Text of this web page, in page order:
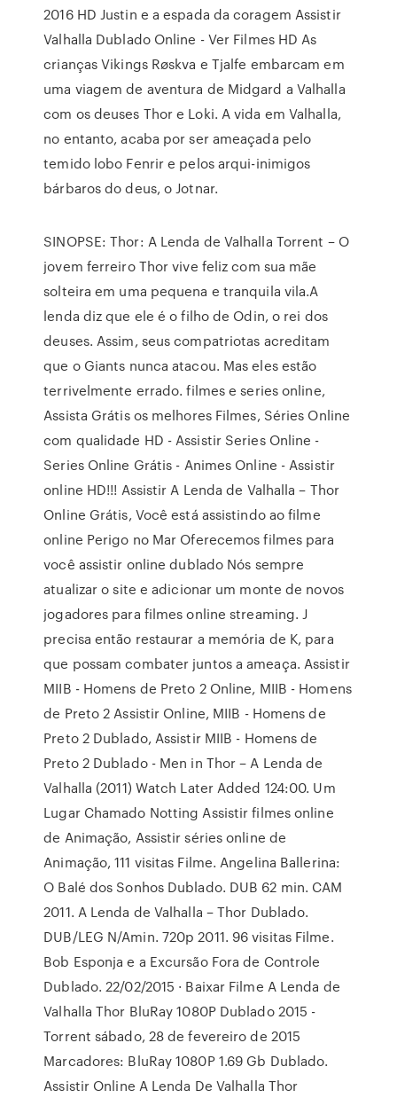
2016 HD Justin e a espada da coragem Assistir
Valhalla Dublado Online - Ver Filmes HD As
crianças Vikings Røskva e Tjalfe embarcam em
uma viagem de aventura de Midgard a Valhalla
com os deuses Thor e Loki. A vida em Valhalla,
no entanto, acaba por ser ameaçada pelo
temido lobo Fenrir e pelos arqui-inimigos
bárbaros do deus, o Jotnar.
SINOPSE: Thor: A Lenda de Valhalla Torrent – O
jovem ferreiro Thor vive feliz com sua mãe
solteira em uma pequena e tranquila vila.A
lenda diz que ele é o filho de Odin, o rei dos
deuses. Assim, seus compatriotas acreditam
que o Giants nunca atacou. Mas eles estão
terrivelmente errado. filmes e series online,
Assista Grátis os melhores Filmes, Séries Online
com qualidade HD - Assistir Series Online -
Series Online Grátis - Animes Online - Assistir
online HD!!! Assistir A Lenda de Valhalla – Thor
Online Grátis, Você está assistindo ao filme
online Perigo no Mar Oferecemos filmes para
você assistir online dublado Nós sempre
atualizar o site e adicionar um monte de novos
jogadores para filmes online streaming. J
precisa então restaurar a memória de K, para
que possam combater juntos a ameaça. Assistir
MIIB - Homens de Preto 2 Online, MIIB - Homens
de Preto 2 Assistir Online, MIIB - Homens de
Preto 2 Dublado, Assistir MIIB - Homens de
Preto 2 Dublado - Men in Thor – A Lenda de
Valhalla (2011) Watch Later Added 124:00. Um
Lugar Chamado Notting Assistir filmes online
de Animação, Assistir séries online de
Animação, 111 visitas Filme. Angelina Ballerina:
O Balé dos Sonhos Dublado. DUB 62 min. CAM
2011. A Lenda de Valhalla – Thor Dublado.
DUB/LEG N/Amin. 720p 2011. 96 visitas Filme.
Bob Esponja e a Excursão Fora de Controle
Dublado. 22/02/2015 · Baixar Filme A Lenda de
Valhalla Thor BluRay 1080P Dublado 2015 -
Torrent sábado, 28 de fevereiro de 2015
Marcadores: BluRay 1080P 1.69 Gb Dublado.
Assistir Online A Lenda De Valhalla Thor